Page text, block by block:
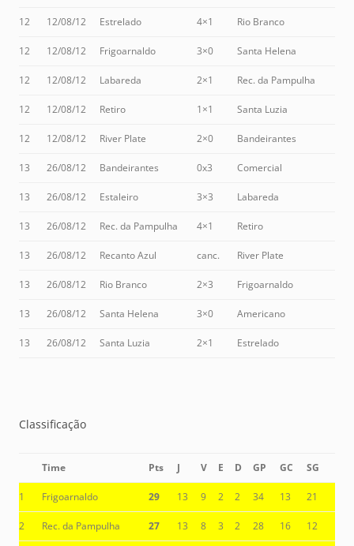
12 12/08/12 Estrelado 4×1 Rio Branco
12 12/08/12 Frigoarnaldo 3×0 Santa Helena
12 12/08/12 Labareda 2×1 Rec. da Pampulha
12 12/08/12 Retiro 1×1 Santa Luzia
12 12/08/12 River Plate 2×0 Bandeirantes
13 26/08/12 Bandeirantes 0x3 Comercial
13 26/08/12 Estaleiro 3×3 Labareda
13 26/08/12 Rec. da Pampulha 4×1 Retiro
13 26/08/12 Recanto Azul canc. River Plate
13 26/08/12 Rio Branco 2×3 Frigoarnaldo
13 26/08/12 Santa Helena 3×0 Americano
13 26/08/12 Santa Luzia 2×1 Estrelado
Classificação
Time Pts J V E D GP GC SG
1 Frigoarnaldo 29 13 9 2 2 34 13 21
2 Rec. da Pampulha 27 13 8 3 2 28 16 12